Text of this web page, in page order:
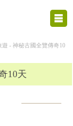
遊 - 神秘古國全覽傳奇10
10天